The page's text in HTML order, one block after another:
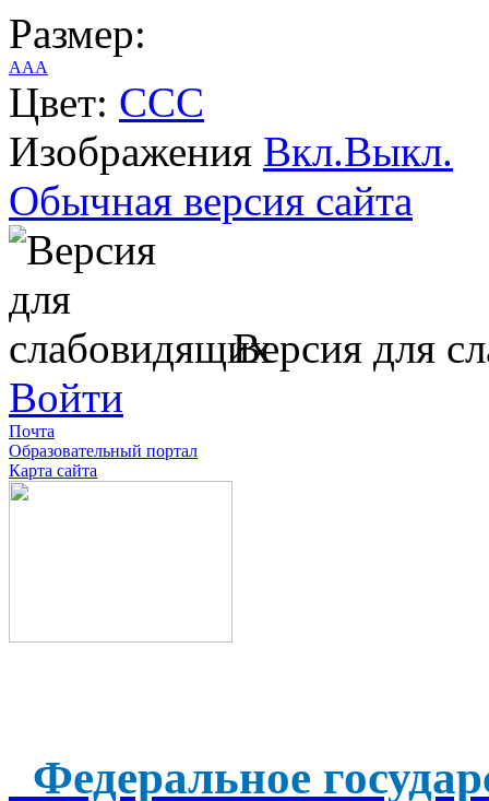
Размер:
AAA
Цвет: CCC
Изображения Вкл.Выкл.
Обычная версия сайта
Версия для
Войти
Почта
Образовательный портал
Карта сайта
Федеральное